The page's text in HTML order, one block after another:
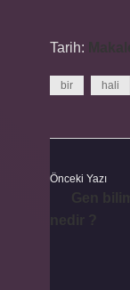
Tarih:
bir hali
Önceki Yazı